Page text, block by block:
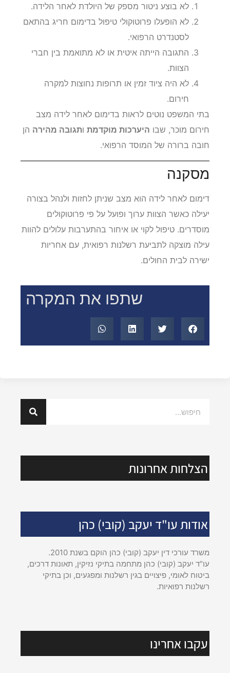
לא בוצע ניטור מספק של היולדת לאחר הלידה.
לא הופעלו פרוטוקולי טיפול בדימום חריג בהתאם
לסטנדרט הרפואי.
התגובה הייתה איטית או לא מתואמת בין חברי
הצוות.
לא היה ציוד זמין או תרופות נחוצות למקרה
חירום.
בתי המשפט נוטים לראות בדימום לאחר לידה מצב
חירום מוכר, שבו היערכות מוקדמת ותגובה מהירה הן
חובה ברורה של המוסד הרפואי.
מסקנה
דימום לאחר לידה הוא מצב שניתן לחזות ולנהל בצורה
יעילה כאשר הצוות ערוך ופועל על פי פרוטוקולים
מוסדרים. טיפול לקוי או איחור בהתערבות עלולים להוות
עילה מוצקה לתביעת רשלנות רפואית, עם אחריות
ישירה לבית החולים.
שתפו את המקרה
הצלחות אחרונות
אודות עו"ד יעקב (קובי) כהן
משרד עורכי דין יעקב (קובי) כהן הוקם בשנת 2010.
עו"ד יעקב (קובי) כהן מתחמה בתיקי נזיקין, תאונות דרכים,
ביטוח לאומי, פיצויים בגין רשלנות ומפגעים, וכן בתיקי
רשלנות רפואיות.
עקבו אחרינו